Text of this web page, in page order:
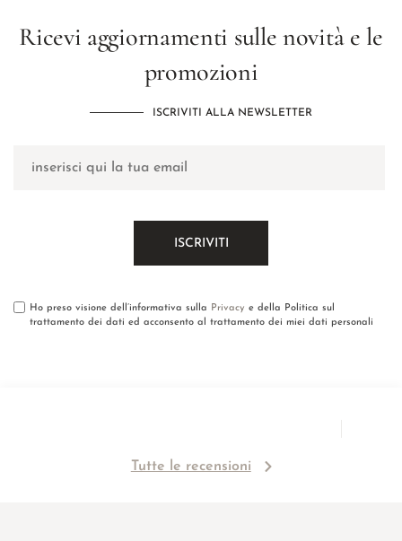
Ricevi aggiornamenti sulle novità e le
promozioni
ISCRIVITI ALLA NEWSLETTER
Ho preso visione dell’informativa sulla Privacy e della Politica sul
trattamento dei dati ed acconsento al trattamento dei miei dati personali
Tutte le recensioni